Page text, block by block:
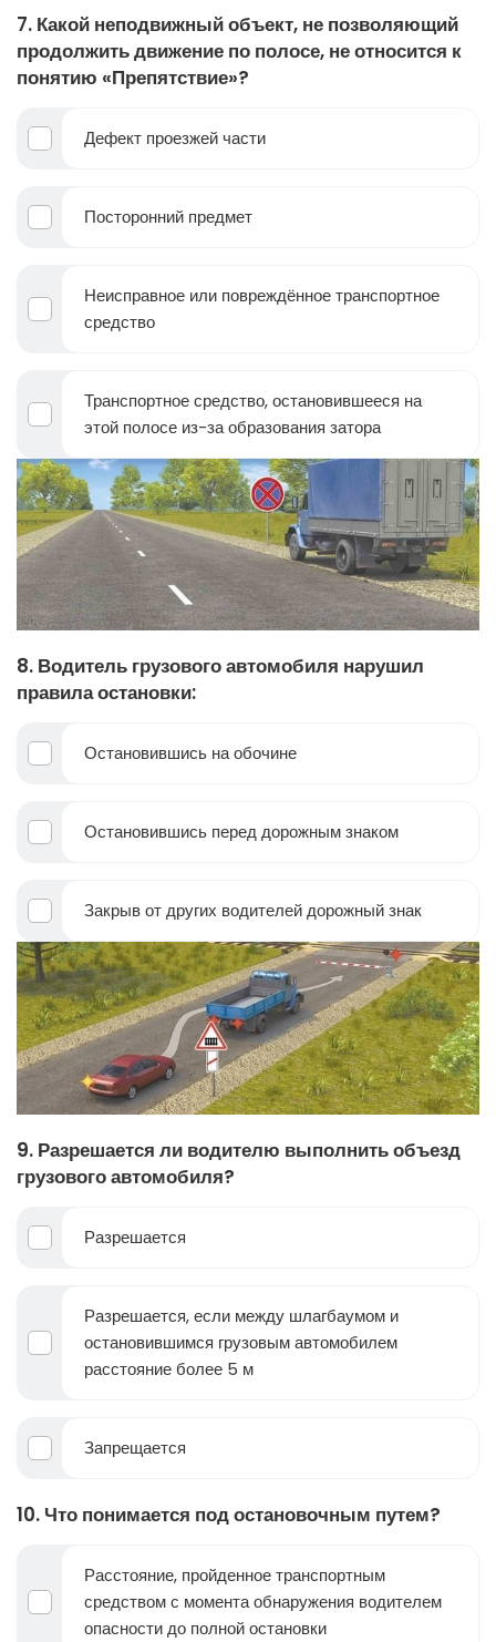
7. Какой неподвижный объект, не позволяющий
продолжить движение по полосе, не относится к
понятию «Препятствие»?
Дефект проезжей части
Посторонний предмет
Неисправное или повреждённое транспортное
средство
Транспортное средство, остановившееся на
этой полосе из-за образования затора
8. Водитель грузового автомобиля нарушил
правила остановки:
Остановившись на обочине
Остановившись перед дорожным знаком
Закрыв от других водителей дорожный знак
9. Разрешается ли водителю выполнить объезд
грузового автомобиля?
Разрешается
Разрешается, если между шлагбаумом и
остановившимся грузовым автомобилем
расстояние более 5 м
Запрещается
10. Что понимается под остановочным путем?
Расстояние, пройденное транспортным
средством с момента обнаружения водителем
опасности до полной остановки